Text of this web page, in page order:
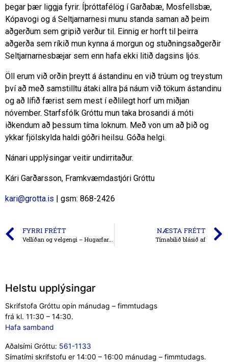
þegar þær liggja fyrir. Íþróttafélög í Garðabæ, Mosfellsbæ,
Kópavogi og á Seltjarnarnesi munu standa saman að þeim
aðgerðum sem gripið verður til. Einnig er horft til þeirra
aðgerða sem ríkið mun kynna á morgun og stuðningsaðgerðir
Seltjarnarnesbæjar sem enn hafa ekki litið dagsins ljós.
Öll erum við orðin þreytt á ástandinu en við trúum og treystum
því að með samstilltu átaki allra þá náum við tökum ástandinu
og að lífið færist sem mest í eðlilegt horf um miðjan
nóvember. Starfsfólk Gróttu mun taka brosandi á móti
iðkendum að þessum tíma loknum. Með von um að þið og
ykkar fjölskylda haldi góðri heilsu. Góða helgi.
Nánari upplýsingar veitir undirritaður.
Kári Garðarsson, Framkvæmdastjóri Gróttu
kari@grotta.is | gsm: 868-2426
FYRRI FRÉTT NÆSTA FRÉTT
Tímabilið blásið af
Helstu upplýsingar
Skrifstofa Gróttu opin mánudag – fimmtudags
frá kl. 11:30 – 14:30.
Hafa samband
Aðalsími Gróttu: 561-1133
Símatími skrifstofu er 14:00 – 16:00 mánudag – fimmtudags.